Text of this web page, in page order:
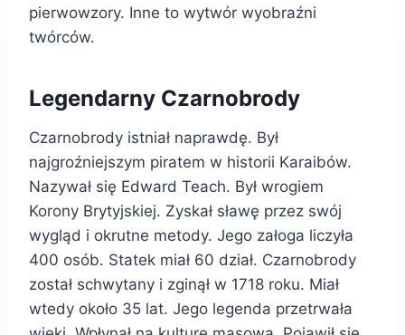
pierwowzory. Inne to wytwór wyobraźni
twórców.
Legendarny Czarnobrody
Czarnobrody istniał naprawdę. Był
najgroźniejszym piratem w historii Karaibów.
Nazywał się Edward Teach. Był wrogiem
Korony Brytyjskiej. Zyskał sławę przez swój
wygląd i okrutne metody. Jego załoga liczyła
400 osób. Statek miał 60 dział. Czarnobrody
został schwytany i zginął w 1718 roku. Miał
wtedy około 35 lat. Jego legenda przetrwała